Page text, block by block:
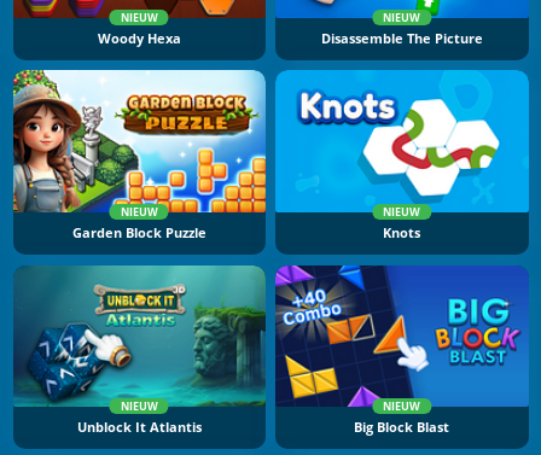
NIEUW
Woody Hexa
NIEUW
Disassemble The Picture
NIEUW
Garden Block Puzzle
NIEUW
Knots
NIEUW
Unblock It Atlantis
NIEUW
Big Block Blast